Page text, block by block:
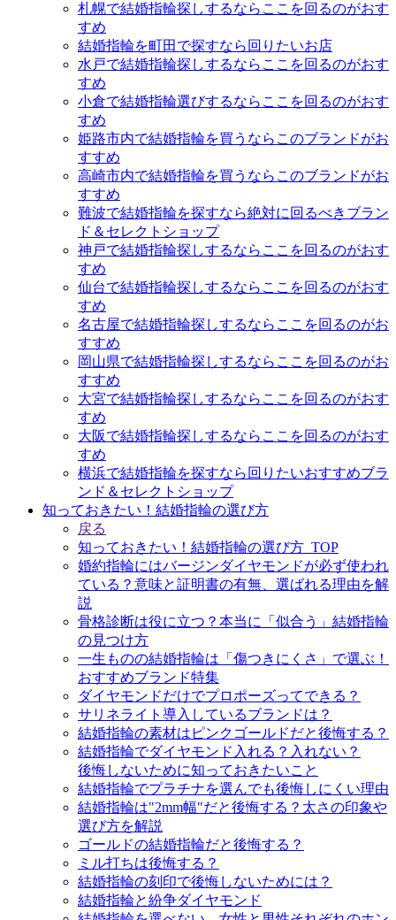
札幌で結婚指輪探しするならここを回るのがおす
すめ
結婚指輪を町田で探すなら回りたいお店
水戸で結婚指輪探しするならここを回るのがおす
すめ
小倉で結婚指輪選びするならここを回るのがおす
すめ
姫路市内で結婚指輪を買うならこのブランドがお
すすめ
高崎市内で結婚指輪を買うならこのブランドがお
すすめ
難波で結婚指輪を探すなら絶対に回るべきブラン
ド＆セレクトショップ
神戸で結婚指輪探しするならここを回るのがおす
すめ
仙台で結婚指輪探しするならここを回るのがおす
すめ
名古屋で結婚指輪探しするならここを回るのがお
すすめ
岡山県で結婚指輪探しするならここを回るのがお
すすめ
大宮で結婚指輪探しするならここを回るのがおす
すめ
大阪で結婚指輪探しするならここを回るのがおす
すめ
横浜で結婚指輪を探すなら回りたいおすすめブラ
ンド＆セレクトショップ
知っておきたい！結婚指輪の選び方
戻る
知っておきたい！結婚指輪の選び方_TOP
婚約指輪にはバージンダイヤモンドが必ず使われ
ている？意味と証明書の有無、選ばれる理由を解
説
骨格診断は役に立つ？本当に「似合う」結婚指輪
の見つけ方
一生ものの結婚指輪は「傷つきにくさ」で選ぶ！
おすすめブランド特集
ダイヤモンドだけでプロポーズってできる？
サリネライト導入しているブランドは？
結婚指輪の素材はピンクゴールドだと後悔する？
結婚指輪でダイヤモンド入れる？入れない？
後悔しないために知っておきたいこと
結婚指輪でプラチナを選んでも後悔しにくい理由
結婚指輪は"2mm幅"だと後悔する？太さの印象や
選び方を解説
ゴールドの結婚指輪だと後悔する？
ミル打ちは後悔する？
結婚指輪の刻印で後悔しないためには？
結婚指輪と紛争ダイヤモンド